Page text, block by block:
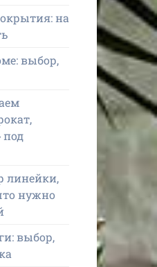
на
выбор,
под
линейки,
нужно
выбор,